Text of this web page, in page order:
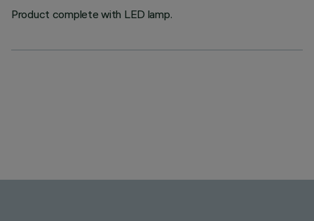
Product complete with LED lamp.